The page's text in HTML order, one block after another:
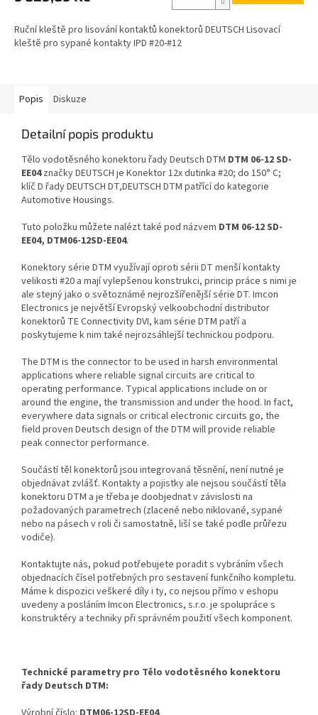
Ruční kleště pro lisování kontaktů konektorů DEUTSCH Lisovací
kleště pro sypané kontakty IPD #20-#12
Popis Diskuze
Detailní popis produktu
Tělo vodotěsného konektoru řady Deutsch DTM DTM 06-12 SD-
EE04značky DEUTSCH je Konektor 12x dutinka #20; do 150° C;
klíč D řady DEUTSCH DT,DEUTSCH DTM patřící do kategorie
Automotive Housings.
Tuto položku můžete nalézt také pod názvem DTM 06-12 SD-
EE04, DTM06-12SD-EE04.
Konektory série DTM využívají oproti sérii DT menší kontakty
velikosti #20 a mají vylepšenou konstrukci, princip práce s nimi je
ale stejný jako o světoznámé nejrozšířenější série DT. Imcon
Electronics je největší Evropský velkoobchodní distributor
konektorů TE Connectivity DVI, kam série DTM patří a
poskytujeme k nim také nejrozsáhlejší technickou podporu.
The DTM is the connector to be used in harsh environmental
applications where reliable signal circuits are critical to
operating performance. Typical applications include on or
around the engine, the transmission and under the hood. In fact,
everywhere data signals or critical electronic circuits go, the
field proven Deutsch design of the DTM will provide reliable
peak connector performance.
Součástí těl konektorů jsou integrovaná těsnění, není nutné je
objednávat zvlášť. Kontakty a pojistky ale nejsou součástí těla
konektoru DTM a je třeba je doobjednat v závislosti na
požadovaných parametrech (zlacené nebo niklované, sypané
nebo na pásech v roli či samostatně, liší se také podle průřezu
vodiče).
Kontaktujte nás, pokud potřebujete poradit s vybráním všech
objednacích čísel potřebných pro sestavení funkčního kompletu.
Máme k dispozici veškeré díly i ty, co nejsou přímo v eshopu
uvedeny a posláním Imcon Electronics, s.r.o. je spolupráce s
konstruktéry a techniky při správném použití všech komponent.
Technické parametry pro Tělo vodotěsného konektoru
řady Deutsch DTM: